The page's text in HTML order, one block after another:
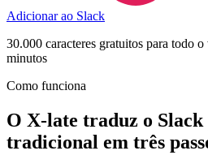
Adicionar ao Slack
30.000 caracteres gratuitos para todo
minutos
Como funciona
O X-late traduz o Slack
tradicional em três